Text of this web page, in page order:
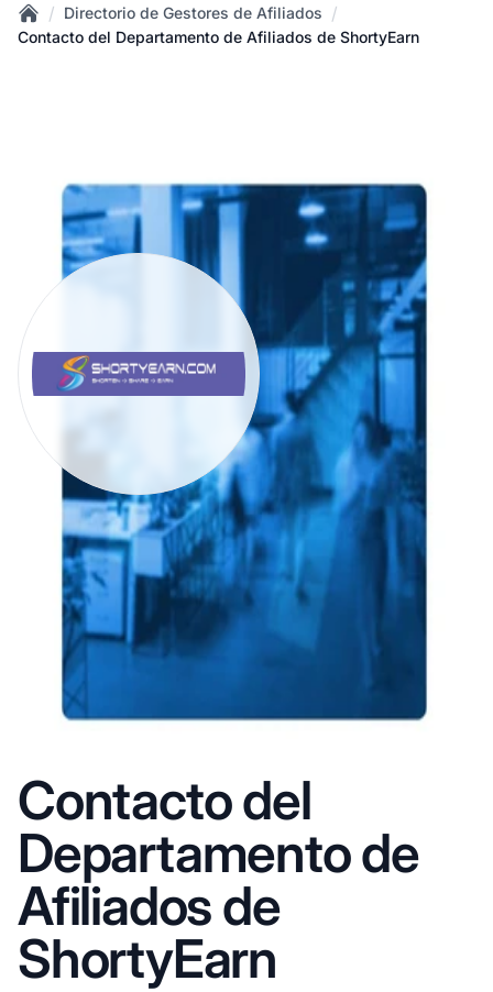
Home
/ Directorio de Gestores de Afiliados /
Contacto del Departamento de Afiliados de ShortyEarn
Contacto del
Departamento de
Afiliados de
ShortyEarn